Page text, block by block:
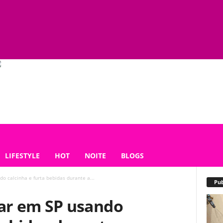
LIFESTYLE HOT NOITE BLOGS
calcinha e furta bebidas durante a...
em SP usando